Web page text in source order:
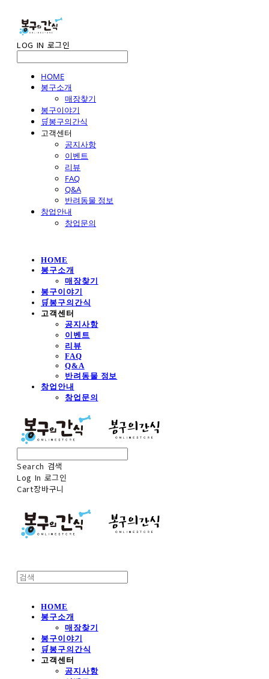
LOG IN 로그인
HOME
봉구소개
매장찾기
봉구이야기
🛒봉구의간식
고객센터
공지사항
이벤트
리뷰
FAQ
Q&A
반려동물 정보
창업안내
창업문의
HOME
봉구소개
매장찾기
봉구이야기
🛒봉구의간식
고객센터
공지사항
이벤트
리뷰
FAQ
Q&A
반려동물 정보
창업안내
창업문의
Search 검색
Log In 로그인
Cart장바구니
HOME
봉구소개
매장찾기
봉구이야기
🛒봉구의간식
고객센터
공지사항